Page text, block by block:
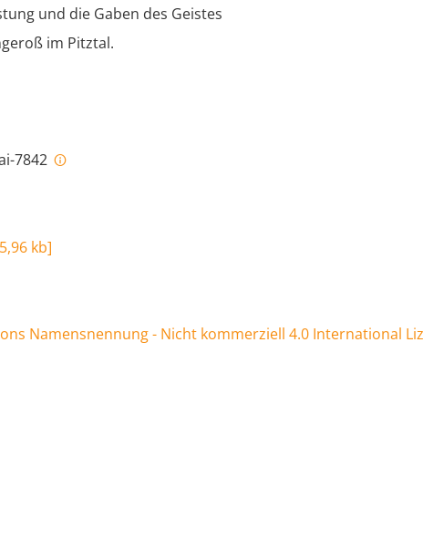
und die Gaben des Geistes
im Pitztal.
7842
kb]
Namensnennung - Nicht kommerziell 4.0 International